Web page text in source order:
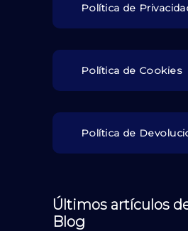
Política de
Política de Cookies
Política de
Últimos artículos
Blog